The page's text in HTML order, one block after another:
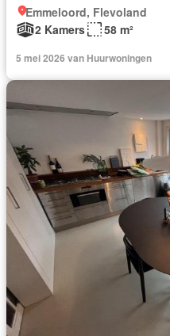
Emmeloord, Flevoland
2 Kamers
58 m²
5 mei 2026 van Huurwoningen